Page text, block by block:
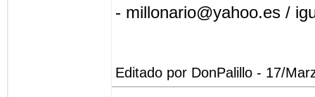
- millonario@yahoo.es /
Editado por DonPalillo - 17/